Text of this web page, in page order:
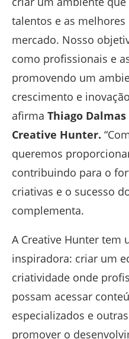
talentos e as
mercado. Nosso
como profissionais e
promovendo um
crescimento e
afirma Thiago Dalmas
Creative Hunter.
queremos
contribuindo para o
criativas e o sucesso
complementa.
A Creative Hunter tem
inspiradora: criar um
criatividade onde
possam acessar
especializados e
promover o